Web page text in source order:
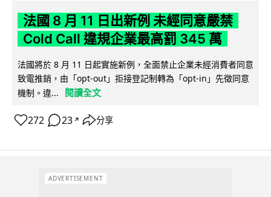
法國 8 月 11 日出新例 未經同意嚴禁
Cold Call 違規企業最高罰 345 萬
法國將於 8 月 11 日起實施新例，全面禁止企業未經消費者同意
致電推銷，由「opt-out」拒接登記制轉為「opt-in」先徵同意
機制。違...
閱讀全文
272 23 ↗ 分享
ADVERTISEMENT